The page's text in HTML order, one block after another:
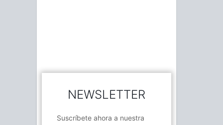
NEWSLETTER
Suscríbete ahora a nuestra